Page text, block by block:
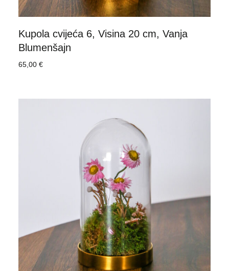
Kupola cvijeća 6, Visina 20 cm, Vanja
Blumenšajn
65,00 €